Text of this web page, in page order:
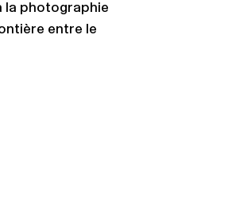
la photographie
entre le